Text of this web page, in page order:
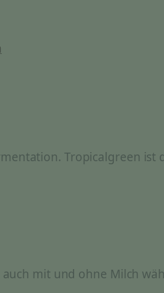
Tropicalgreen ist
mit und ohne Milch